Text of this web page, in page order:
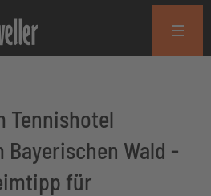
Tennishotel
Wald -
für